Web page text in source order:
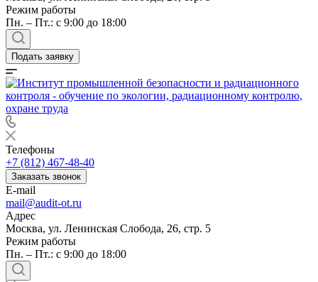
Режим работы
Пн. – Пт.: с 9:00 до 18:00
Подать заявку
Телефоны
+7 (812) 467-48-40
Заказать звонок
E-mail
mail@audit-ot.ru
Адрес
Москва, ул. Ленинская Слобода, 26, стр. 5
Режим работы
Пн. – Пт.: с 9:00 до 18:00